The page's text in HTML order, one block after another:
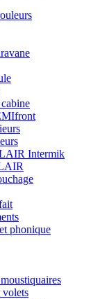
Intermik
phonique
volets